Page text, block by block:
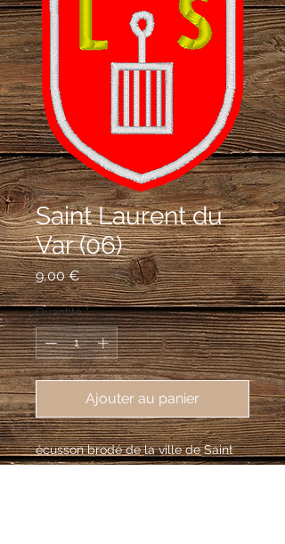
Saint Laurent du
Var (06)
9,00 €Prix
Quantité *
Ajouter au panier
écusson brodé de la ville de Saint